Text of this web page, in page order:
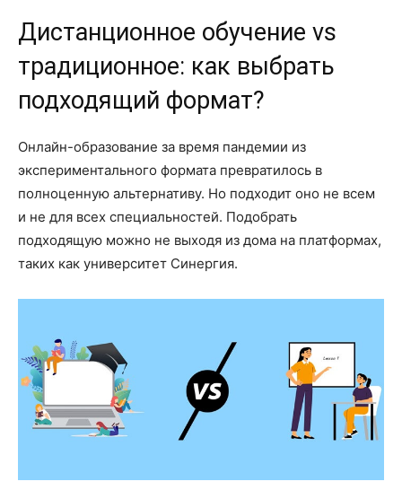
Дистанционное обучение vs
традиционное: как выбрать
подходящий формат?
Онлайн-образование за время пандемии из
экспериментального формата превратилось в
полноценную альтернативу. Но подходит оно не всем
и не для всех специальностей. Подобрать
подходящую можно не выходя из дома на платформах,
таких как университет Синергия.